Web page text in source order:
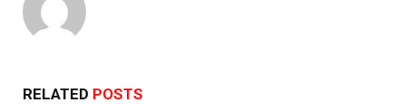
RELATED POSTS